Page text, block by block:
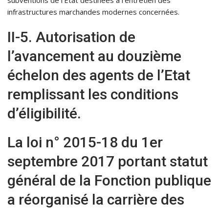
infrastructures marchandes modernes concernées.
II-5. Autorisation de
l’avancement au douzième
échelon des agents de l’Etat
remplissant les conditions
d’éligibilité.
La loi n° 2015-18 du 1er
septembre 2017 portant statut
général de la Fonction publique
a réorganisé la carrière des